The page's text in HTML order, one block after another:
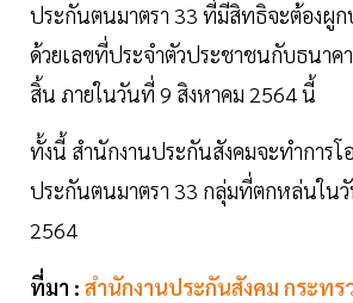
ประกันตนมาตรา 33 ที่มีสิทธิจะต้องผู
ด้วยเลขที่ประจำตัวประชาชนกับธนาคา
สิ้น ภายในวันที่ 9 สิงหาคม 2564 นี้
ทั้งนี้ สำนักงานประกันสังคมจะทำการ
ประกันตนมาตรา 33 กลุ่มที่ตกหล่นใน
2564
ที่มา : สำนักงานประกันสังคม กระทร